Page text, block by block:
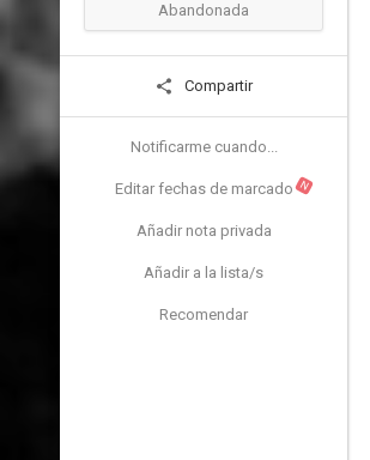
Abandonada
Compartir
Notificarme cuando...
Editar fechas de marcado N
Añadir nota privada
Añadir a la lista/s
Recomendar